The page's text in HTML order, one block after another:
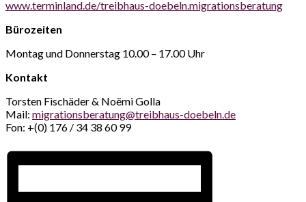
www.terminland.de/treibhaus-doebeln.migrationsberatung
Bürozeiten
Montag und Donnerstag 10.00 – 17.00 Uhr
Kontakt
Torsten Fischäder & Noëmi Golla
Mail: migrationsberatung@treibhaus-doebeln.de
Fon: +(0) 176 / 34 38 60 99